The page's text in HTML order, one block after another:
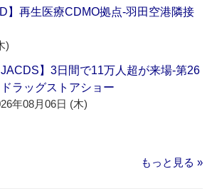
】再生医療CDMO拠点‐羽田空港隣接
)
JACDS】3日間で11万人超が来場‐第26
ラッグストアショー
年08月06日 (木)
もっと見る »